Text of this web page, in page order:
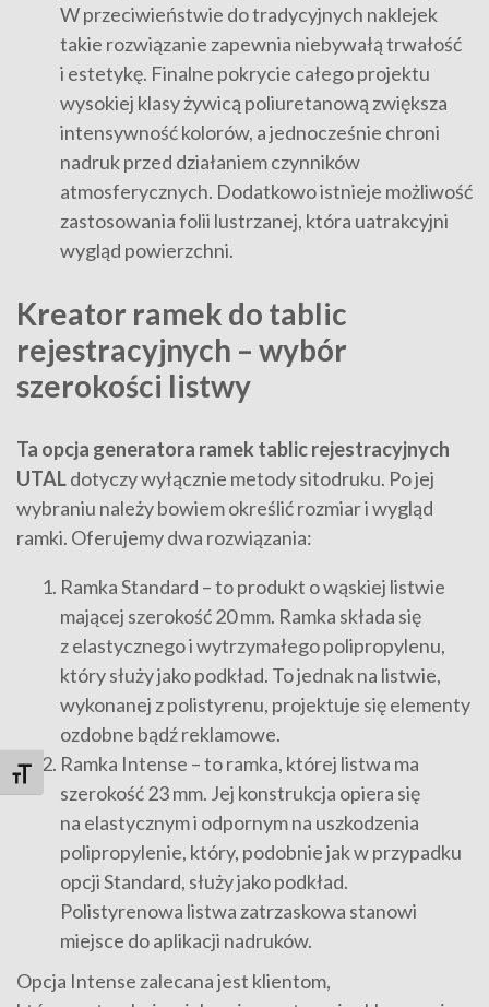
Toggle Font size
W przeciwieństwie do tradycyjnych naklejek
takie rozwiązanie zapewnia niebywałą trwałość
i estetykę. Finalne pokrycie całego projektu
wysokiej klasy żywicą poliuretanową zwiększa
intensywność kolorów, a jednocześnie chroni
nadruk przed działaniem czynników
atmosferycznych. Dodatkowo istnieje możliwość
zastosowania folii lustrzanej, która uatrakcyjni
wygląd powierzchni.
Kreator ramek do tablic
rejestracyjnych – wybór
szerokości listwy
Ta opcja generatora ramek tablic rejestracyjnych
UTALdotyczy wyłącznie metody sitodruku. Po jej
wybraniu należy bowiem określić rozmiar i wygląd
ramki. Oferujemy dwa rozwiązania:
Ramka Standard – to produkt o wąskiej listwie
mającej szerokość 20 mm. Ramka składa się
z elastycznego i wytrzymałego polipropylenu,
który służy jako podkład. To jednak na listwie,
wykonanej z polistyrenu, projektuje się elementy
ozdobne bądź reklamowe.
Ramka Intense – to ramka, której listwa ma
szerokość 23 mm. Jej konstrukcja opiera się
na elastycznym i odpornym na uszkodzenia
polipropylenie, który, podobnie jak w przypadku
opcji Standard, służy jako podkład.
Polistyrenowa listwa zatrzaskowa stanowi
miejsce do aplikacji nadruków.
Opcja Intense zalecana jest klientom,